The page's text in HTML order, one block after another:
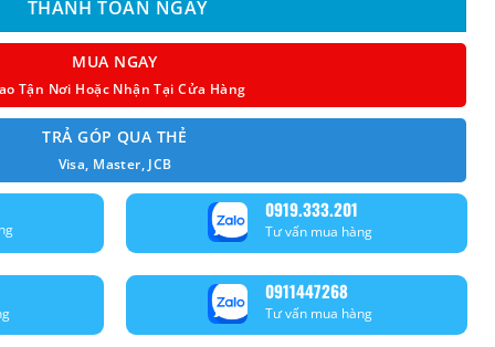
THANH TOÁN NGAY
MUA NGAY
Tận Nơi Hoặc Nhận Tại Cửa Hàng
TRẢ GÓP QUA THẺ
Visa, Master, JCB
0919.333.201
Tư vấn mua hàng
0911447268
Tư vấn mua hàng